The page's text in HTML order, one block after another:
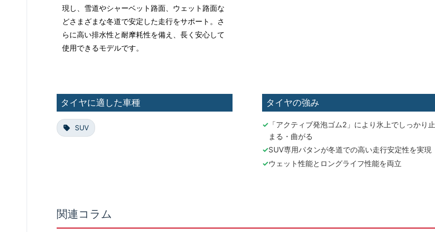
現し、雪道やシャーベット路面、ウェット路面な
どさまざまな冬道で安定した走行をサポート。さ
らに高い排水性と耐摩耗性を備え、長く安心して
使用できるモデルです。
タイヤに適した車種
SUV
タイヤの強み
「アクティブ発泡ゴム2」により氷上でしっかり止
まる・曲がる
SUV専用パタンが冬道での高い走行安定性を実現
ウェット性能とロングライフ性能を両立
関連コラム